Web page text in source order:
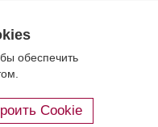
обеспечить
Cookie